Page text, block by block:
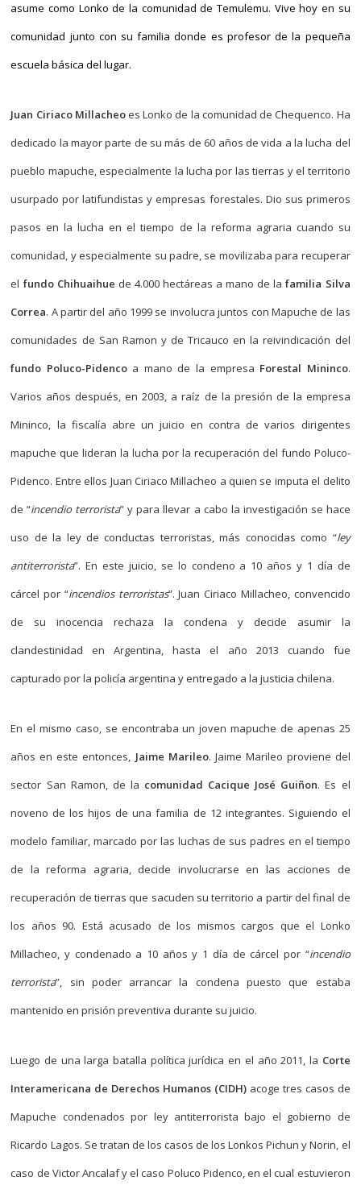
asume como Lonko de la comunidad de Temulemu. Vive hoy en su
comunidad junto con su familia donde es profesor de la pequeña
escuela básica del lugar.
Juan Ciriaco Millacheoes Lonko de la comunidad de Chequenco. Ha
dedicado la mayor parte de su más de 60 años de vida a la lucha del
pueblo mapuche, especialmente la lucha por las tierras y el territorio
usurpado por latifundistas y empresas forestales. Dio sus primeros
pasos en la lucha en el tiempo de la reforma agraria cuando su
comunidad, y especialmente su padre, se movilizaba para recuperar
el fundo Chihuaihue de 4.000 hectáreas a mano de lafamilia Silva
Correa. A partir del año 1999 se involucra juntos con Mapuche de las
comunidades de San Ramon y de Tricauco en la reivindicación del
fundo Poluco-Pidencoa mano de la empresa Forestal Mininco.
Varios años después, en 2003, a raíz de la presión de la empresa
Mininco, la fiscalía abre un juicio en contra de varios dirigentes
mapuche que lideran la lucha por la recuperación del fundo Poluco-
Pidenco. Entre ellos Juan Ciriaco Millacheo a quien se imputa el delito
de “incendio terrorista” y para llevar a cabo la investigación se hace
uso de la ley de conductas terroristas, más conocidas como “ley
antiterrorista”. En este juicio, se lo condeno a 10 años y 1 día de
cárcel por “incendios terroristas”. Juan Ciriaco Millacheo, convencido
de su inocencia rechaza la condena y decide asumir la
clandestinidad en Argentina, hasta el año 2013 cuando fue
capturado por la policía argentina y entregado a la justicia chilena.
En el mismo caso, se encontraba un joven mapuche de apenas 25
años en este entonces, Jaime Marileo. Jaime Marileo proviene del
sector San Ramon, de la comunidad Cacique José Guiñon. Es el
noveno de los hijos de una familia de 12 integrantes. Siguiendo el
modelo familiar, marcado por las luchas de sus padres en el tiempo
de la reforma agraria, decide involucrarse en las acciones de
recuperación de tierras que sacuden su territorio a partir del final de
los años 90. Está acusado de los mismos cargos que el Lonko
Millacheo, y condenado a 10 años y 1 día de cárcel por “incendio
terrorista”, sin poder arrancar la condena puesto que estaba
mantenido en prisión preventiva durante su juicio.
Luego de una larga batalla política jurídica en el año 2011, la Corte
Interamericana de Derechos Humanos (CIDH) acoge tres casos de
Mapuche condenados por ley antiterrorista bajo el gobierno de
Ricardo Lagos. Se tratan de los casos de los Lonkos Pichun y Norin, el
caso de Victor Ancalaf y el caso Poluco Pidenco, en el cual estuvieron